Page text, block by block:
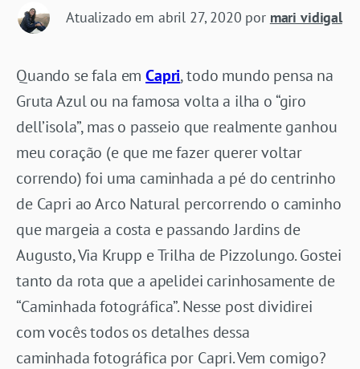
Atualizado em abril 27, 2020 por mari vidigal
Quando se fala emCapri, todo mundo pensa na
Gruta Azul ou na famosa volta a ilha o “giro
dell’isola”, mas o passeio que realmente ganhou
meu coração (e que me fazer querer voltar
correndo) foi uma caminhada a pé do centrinho
de Capri ao Arco Natural percorrendo o caminho
que margeia a costa e passando Jardins de
Augusto, Via Krupp e Trilha de Pizzolungo. Gostei
tanto da rota que a apelidei carinhosamente de
“Caminhada fotográfica”. Nesse post dividirei
com vocês todos os detalhes dessa
caminhada fotográfica por Capri. Vem comigo?